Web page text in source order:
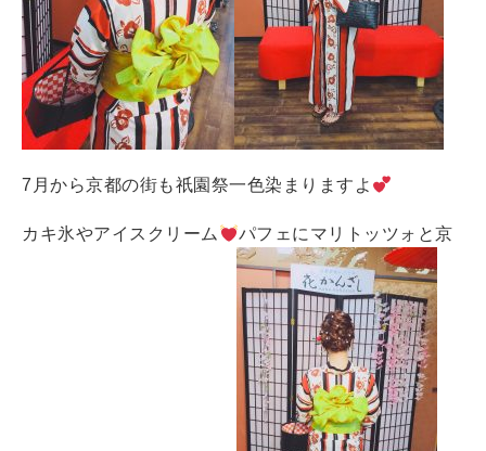
7月から京都の街も祇園祭一色染まりますよ
カキ氷やアイスクリーム パフェにマリトッツォと京